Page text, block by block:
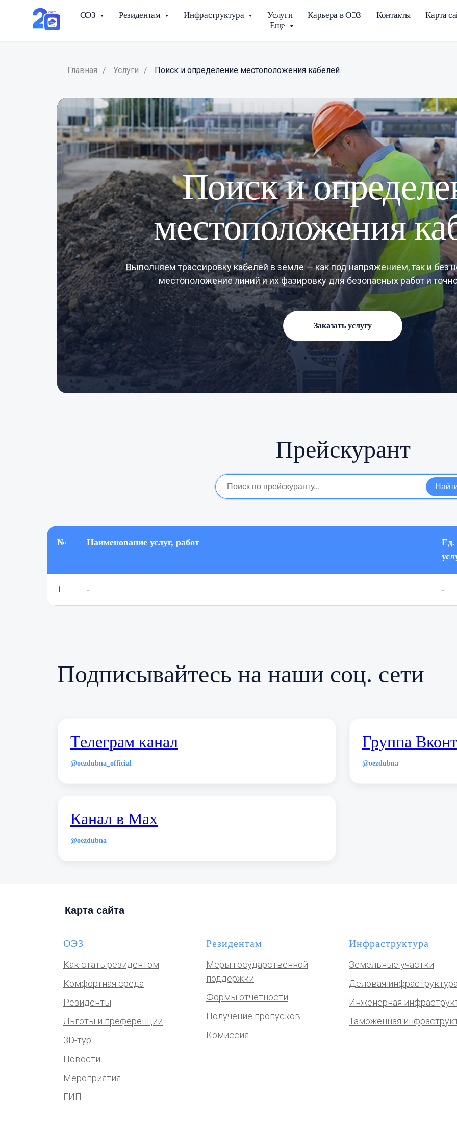
ОЭЗ Резидентам Инфраструктура Услуги Карьера в ОЭЗ Контакты
Карта
Еще
Главная / Услуги / Поиск и определение местоположения кабелей
Поиск и
местоположения
Выполняем трассировку кабелей в земле — как под напряжением, так и без
местоположение линий и их фазировку для безопасных работ и
Заказать услугу
Прейскурант
№ Наименование услуг, работ
Ед.
1 - -
Подписывайтесь на наши соц. сети
Телеграм канал
@oezdubna_official
Группа
@oezdubna
Канал в Max
@oezdubna
Карта сайта
ОЭЗ
Как стать резидентом
Комфортная среда
Резиденты
Льготы и преференции
3D-тур
Новости
Мероприятия
ГИП
Резидентам
Меры государственной
поддержки
Формы отчетности
Получение пропусков
Комиссия
Инфраструктура
Земельные участки
Деловая
Инженерная
Таможенная